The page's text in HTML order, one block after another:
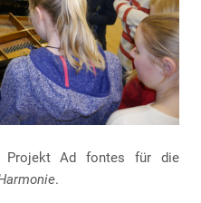
Projekt Ad fontes für die
.